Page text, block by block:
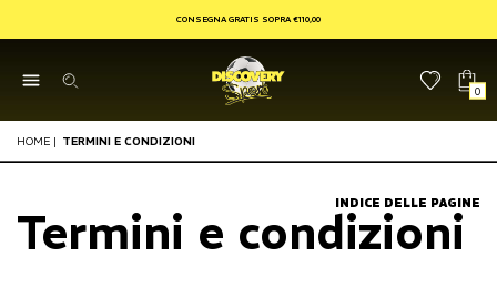
CONSEGNA GRATIS SOPRA €110,00
0
HOME | TERMINI E CONDIZIONI
INDICE DELLE PAGINE
Termini e condizioni